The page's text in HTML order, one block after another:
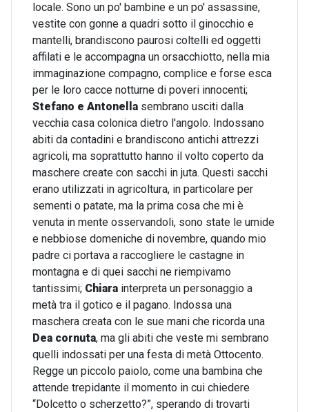
locale. Sono un po' bambine e un po' assassine,
vestite con gonne a quadri sotto il ginocchio e
mantelli, brandiscono paurosi coltelli ed oggetti
affilati e le accompagna un orsacchiotto, nella mia
immaginazione compagno, complice e forse esca
per le loro cacce notturne di poveri innocenti;
Stefano e Antonella sembrano usciti dalla
vecchia casa colonica dietro l'angolo. Indossano
abiti da contadini e brandiscono antichi attrezzi
agricoli, ma soprattutto hanno il volto coperto da
maschere create con sacchi in juta. Questi sacchi
erano utilizzati in agricoltura, in particolare per
sementi o patate, ma la prima cosa che mi è
venuta in mente osservandoli, sono state le umide
e nebbiose domeniche di novembre, quando mio
padre ci portava a raccogliere le castagne in
montagna e di quei sacchi ne riempivamo
tantissimi; Chiara interpreta un personaggio a
metà tra il gotico e il pagano. Indossa una
maschera creata con le sue mani che ricorda una
Dea cornuta, ma gli abiti che veste mi sembrano
quelli indossati per una festa di metà Ottocento.
Regge un piccolo paiolo, come una bambina che
attende trepidante il momento in cui chiedere
“Dolcetto o scherzetto?”, sperando di trovarti